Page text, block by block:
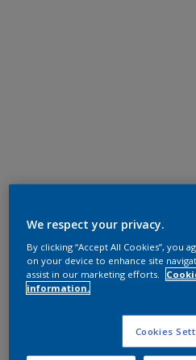
We respect your privacy.
By clicking “Accept All Cookies”, you
on your device to enhance site
assist in our marketing efforts.
information.
Cookies